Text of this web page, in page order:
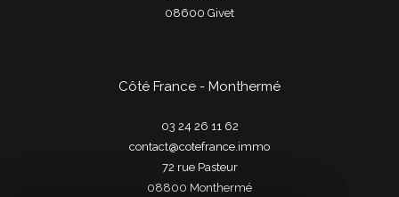
08600
givet
Côté France - Monthermé
03 24 26 11 62
contact@cotefrance.immo
72 rue Pasteur
08800
monthermé